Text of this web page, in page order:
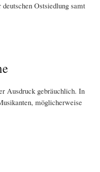
Ostsiedlung samt
Ausdruck gebräuchlich. In
möglicherweise